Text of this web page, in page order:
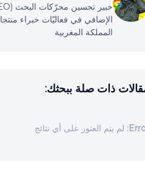
المملكة المغربية
ذات صلة ببحثك:
لم يتم العثور على أي نتائج